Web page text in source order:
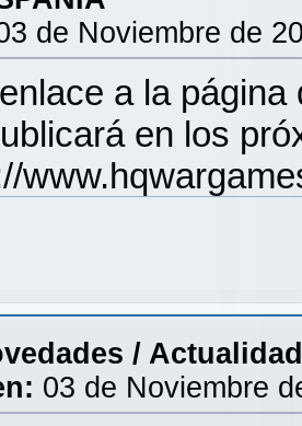
de Noviembre de
a la
en los
/ Actualidad
03 de Noviembre